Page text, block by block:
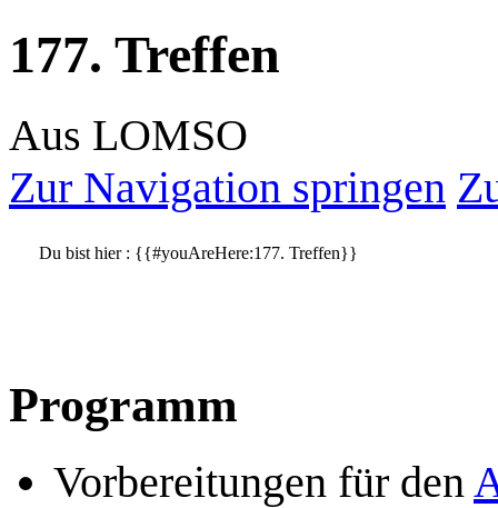
177. Treffen
Aus LOMSO
Zur Navigation springen
Du bist hier : {{#youAreHere:177. Treffen}}
Programm
Vorbereitungen für den